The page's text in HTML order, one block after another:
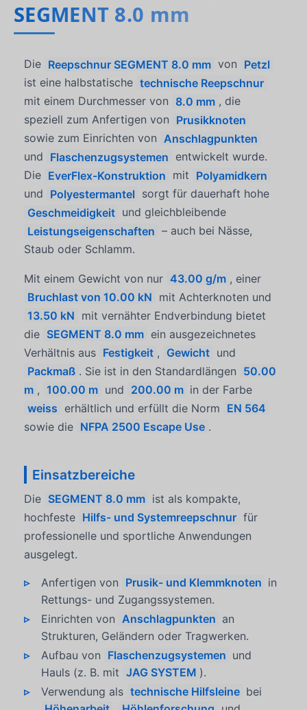
SEGMENT 8.0 mm
Die Reepschnur SEGMENT 8.0 mm von Petzl
ist eine halbstatische technische Reepschnur
mit einem Durchmesser von 8.0 mm , die
speziell zum Anfertigen von Prusikknoten
sowie zum Einrichten von Anschlagpunkten
und Flaschenzugsystemen entwickelt wurde.
Die EverFlex-Konstruktion mit Polyamidkern
und Polyestermantel sorgt für dauerhaft hohe
Geschmeidigkeit und gleichbleibende
Leistungseigenschaften – auch bei Nässe,
Staub oder Schlamm.
Mit einem Gewicht von nur 43.00 g/m , einer
Bruchlast von 10.00 kN mit Achterknoten und
13.50 kN mit vernähter Endverbindung bietet
die SEGMENT 8.0 mm ein ausgezeichnetes
Verhältnis aus Festigkeit , Gewicht und
Packmaß . Sie ist in den Standardlängen 50.00
m , 100.00 m und 200.00 m in der Farbe
weiss erhältlich und erfüllt die Norm EN 564
sowie die NFPA 2500 Escape Use .
Einsatzbereiche
Die SEGMENT 8.0 mm ist als kompakte,
hochfeste Hilfs- und Systemreepschnur für
professionelle und sportliche Anwendungen
ausgelegt.
Anfertigen von Prusik- und Klemmknoten in
Rettungs- und Zugangssystemen.
Einrichten von Anschlagpunkten an
Strukturen, Geländern oder Tragwerken.
Aufbau von Flaschenzugsystemen und
Hauls (z. B. mit JAG SYSTEM ).
Verwendung als technische Hilfsleine bei